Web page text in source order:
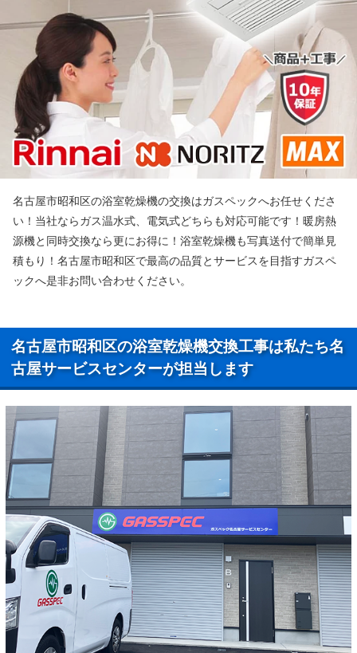
名古屋市昭和区の浴室乾燥機の交換はガスペックへお任せくださ
い！当社ならガス温水式、電気式どちらも対応可能です！暖房熱
源機と同時交換なら更にお得に！浴室乾燥機も写真送付で簡単見
積もり！名古屋市昭和区で最高の品質とサービスを目指すガスペ
ックへ是非お問い合わせください。
名古屋市昭和区の浴室乾燥機交換工事は私たち名
古屋サービスセンターが担当します